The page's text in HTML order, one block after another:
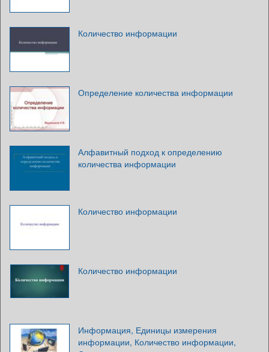
Количество информации
Определение количества информации
Алфавитный подход к определению
количества информации
Количество информации
Количество информации
Информация, Единицы измерения
информации, Количество информации,